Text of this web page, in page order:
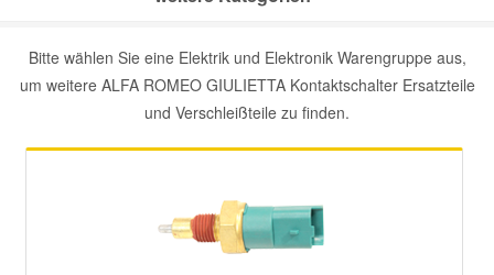
Bitte wählen Sie eine Elektrik und Elektronik Warengruppe aus,
um weitere ALFA ROMEO GIULIETTA Kontaktschalter Ersatzteile
und Verschleißteile zu finden.
Mercedes Ersatzteile